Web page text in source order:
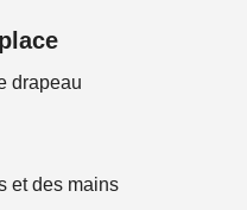
drapeau
et des mains